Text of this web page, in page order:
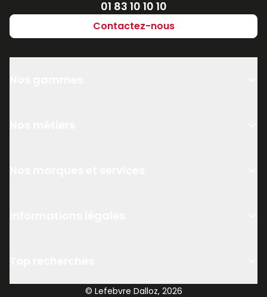
Numéro de téléphone
01 83 10 10 10
Contactez-nous
© Lefebvre Dalloz, 2026